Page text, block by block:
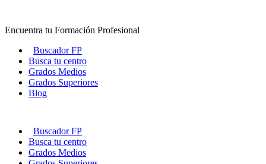
contenido
Encuentra tu Formación Profesional
Buscador FP
Busca tu centro
Grados Medios
Grados Superiores
Blog
Buscador FP
Busca tu centro
Grados Medios